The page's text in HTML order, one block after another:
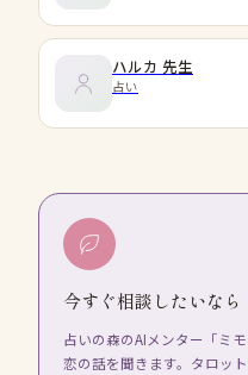
ハルカ 先生
占い
今すぐ相談したいなら
占いの森のAIメンター「ミ
恋の話を聞きます。タロッ